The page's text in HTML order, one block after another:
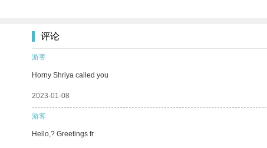
评论
游客
Horny Shriya called you
2023-01-08
游客
Hello,? Greetings fr